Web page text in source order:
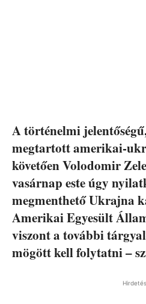
A történelmi
megtartott amerikai-
követően Volodomir
vasárnap este úgy
megmenthető Ukrajna
Amerikai Egyesült
viszont a további
mögött kell folytatni –
Hirdetés